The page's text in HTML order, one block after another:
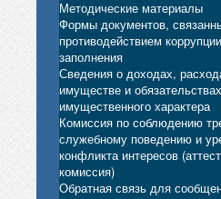
Методические материалы
Формы документов,
противодействием
заполнения
Сведения о доходах,
имуществе и обязательствах
имущественного характера
Комиссия по соблюдению
служебному поведению и
конфликта интересов
комиссия)
Обратная связь для